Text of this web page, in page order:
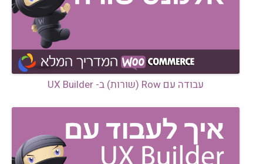
עבודה עם Row (שורות) ב- UX Builder